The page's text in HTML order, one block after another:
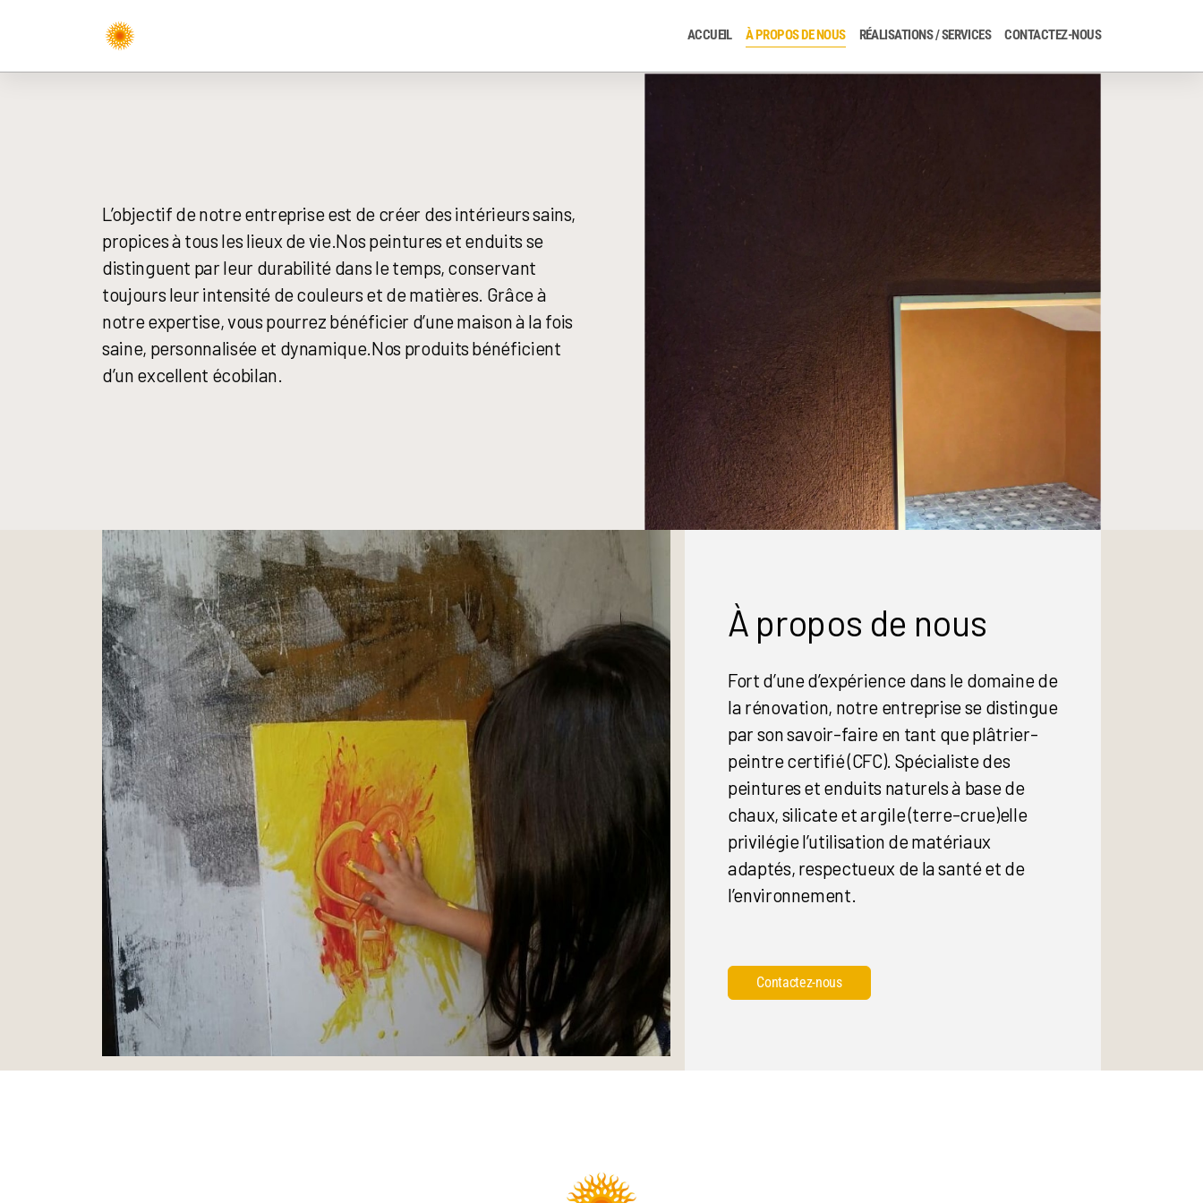
ACCUEIL À PROPOS DE NOUS RÉALISATIONS / SERVICES CONTACTEZ-NOUS
L’objectif de notre entreprise est de créer des intérieurs sains,
propices à tous les lieux de vie.Nos peintures et enduits se
distinguent par leur durabilité dans le temps, conservant
toujours leur intensité de couleurs et de matières. Grâce à
notre expertise, vous pourrez bénéficier d’une maison à la fois
saine, personnalisée et dynamique.Nos produits bénéficient
d’un excellent écobilan.
À propos de nous
Fort d’une d’expérience dans le domaine de
la rénovation, notre entreprise se distingue
par son savoir-faire en tant que plâtrier-
peintre certifié (CFC). Spécialiste des
peintures et enduits naturels à base de
chaux, silicate et argile (terre-crue)elle
privilégie l’utilisation de matériaux
adaptés, respectueux de la santé et de
l’environnement.
Contactez-nous